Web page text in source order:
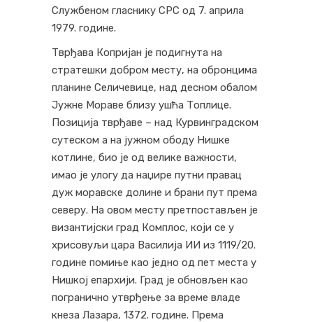
Службеном гласнику СРС од 7. априла
1979. године.
Тврђава Копријан је подигнута на
стратешки добром месту, на обронцима
планине Селичевице, над десном обалом
Јужне Мораве близу ушћа Топлице.
Позиција тврђаве – над Курвинградском
сутеском а на јужном ободу Нишке
котлине, био је од велике важности,
имао је улогу да наџире путни правац
дуж моравске долине и брани пут према
северу. На овом месту претпостављен је
византијски град Комплос, који се у
хрисовуљи цара Василија ИИ из 1119/20.
године помиње као једно од пет места у
Нишкој епархији. Град је обновљен као
погранично утврђење за време владе
кнеза Лазара, 1372. године. Према